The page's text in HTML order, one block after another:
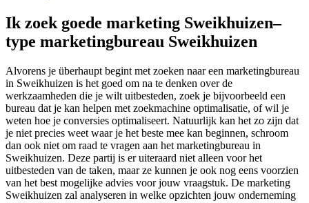
Ik zoek goede marketing Sweikhuizen–
type marketingbureau Sweikhuizen
Alvorens je überhaupt begint met zoeken naar een marketingbureau
in Sweikhuizen is het goed om na te denken over de
werkzaamheden die je wilt uitbesteden, zoek je bijvoorbeeld een
bureau dat je kan helpen met zoekmachine optimalisatie, of wil je
weten hoe je conversies optimaliseert. Natuurlijk kan het zo zijn dat
je niet precies weet waar je het beste mee kan beginnen, schroom
dan ook niet om raad te vragen aan het marketingbureau in
Sweikhuizen. Deze partij is er uiteraard niet alleen voor het
uitbesteden van de taken, maar ze kunnen je ook nog eens voorzien
van het best mogelijke advies voor jouw vraagstuk. De marketing
Sweikhuizen zal analyseren in welke opzichten jouw onderneming